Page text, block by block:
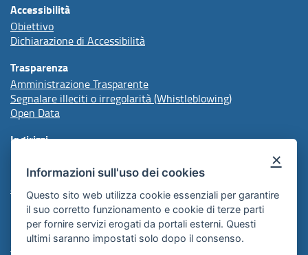
Accessibilità
Obiettivo
Dichiarazione di Accessibilità
Trasparenza
Amministrazione Trasparente
Segnalare illeciti o irregolarità (Whistleblowing)
Open Data
Indirizzi
protocollo@arpal.regione.puglia.it
arpalpuglia@pec.rupar.puglia.it
Redazione
Comunicazione Istituzionale
×
Informazioni sull'uso dei cookies
Questo sito web utilizza cookie essenziali per garantire
il suo corretto funzionamento e cookie di terze parti
per fornire servizi erogati da portali esterni. Questi
ultimi saranno impostati solo dopo il consenso.